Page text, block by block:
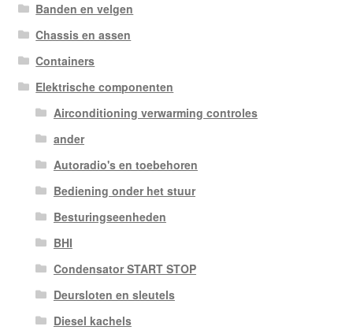
Banden en velgen
Chassis en assen
Containers
Elektrische componenten
Airconditioning verwarming controles
ander
Autoradio's en toebehoren
Bediening onder het stuur
Besturingseenheden
BHI
Condensator START STOP
Deursloten en sleutels
Diesel kachels